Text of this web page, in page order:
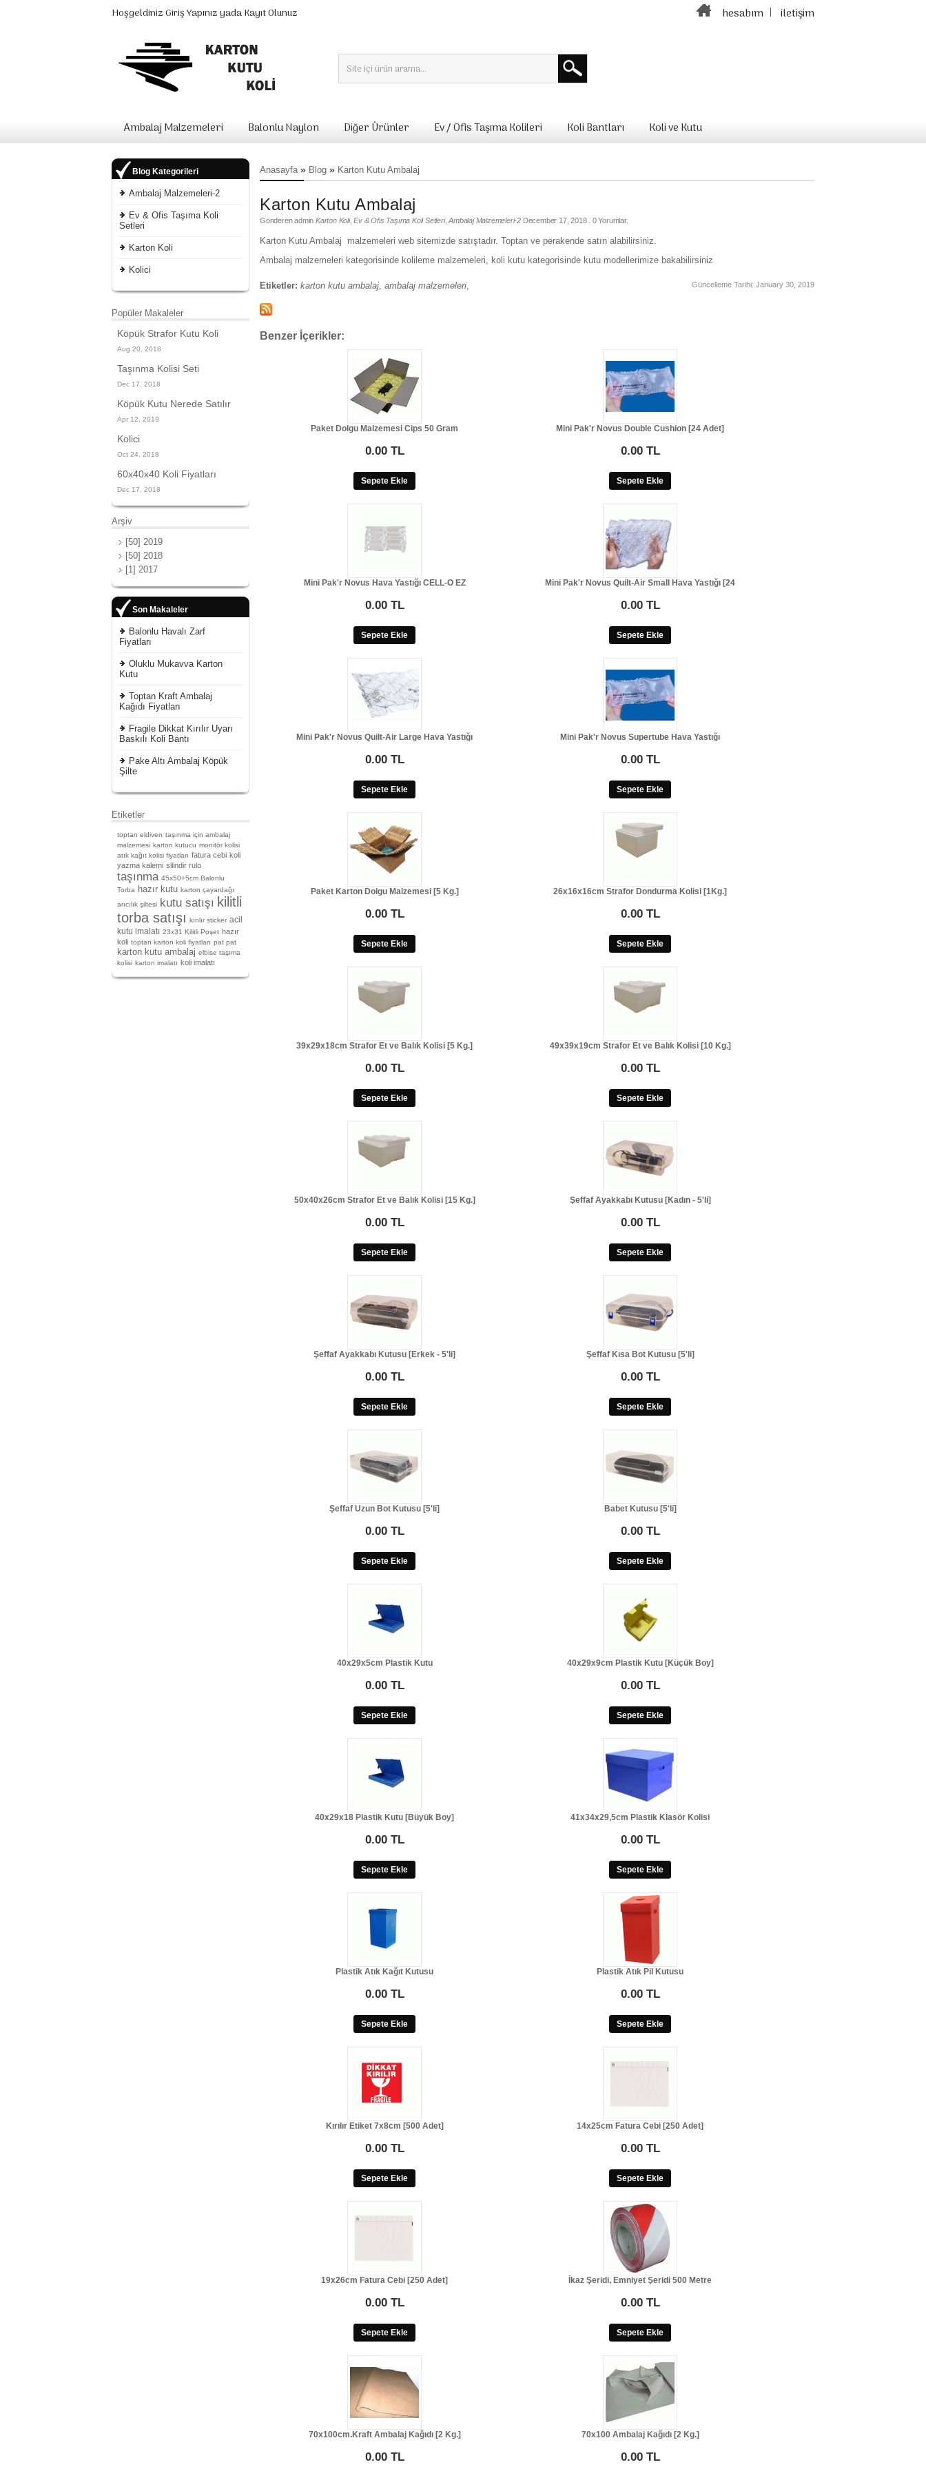
HoşgeldinizGiriş YapınızyadaKayıt Olunuz hesabım iletişim
Ambalaj Malzemeleri Balonlu Naylon Diğer Ürünler Ev / Ofis Taşıma Kolileri Koli Bantları Koli ve Kutu
Blog Kategorileri
Ambalaj Malzemeleri-2
Ev & Ofis Taşıma Koli
Setleri
Karton Koli
Kolici
Popüler Makaleler
Köpük Strafor Kutu Koli
Aug 20, 2018
Taşınma Kolisi Seti
Dec 17, 2018
Köpük Kutu Nerede Satılır
Apr 12, 2019
Kolici
Oct 24, 2018
60x40x40 Koli Fiyatları
Dec 17, 2018
Arşiv
[50] 2019
[50] 2018
[1] 2017
Son Makaleler
Balonlu Havalı Zarf
Fiyatları
Oluklu Mukavva Karton
Kutu
Toptan Kraft Ambalaj
Kağıdı Fiyatları
Fragile Dikkat Kırılır Uyarı
Baskılı Koli Bantı
Pake Altı Ambalaj Köpük
Şilte
Etiketler
toptan eldiven taşınma için ambalaj
malzemesi karton kutucu monitör kolisi
atık kağıt kolisi fiyatları fatura cebi koli
yazma kalemi silindir rulo
taşınma 45x50+5cm Balonlu
Torba
hazır kutu karton çayardağı
arıcılık şiltesi kutu satışı kilitli
torba satışı kırılır sticker acil
kutu imalatı 23x31 Kilitli Poşet hazır
koli toptan karton koli fiyatları pat pat
karton kutu ambalaj elbise taşıma
kolisi karton imalatı koli imalatı
Anasayfa » Blog » Karton Kutu Ambalaj
Karton Kutu Ambalaj
Gönderenadmin Karton Koli,Ev & Ofis Taşıma Koli Setleri,Ambalaj Malzemeleri-2 December 17, 2018. 0 Yorumlar.
Karton Kutu Ambalaj malzemeleri web sitemizde satıştadır. Toptan ve perakende satın alabilirsiniz.
Ambalaj malzemeleri kategorisinde kolileme malzemeleri, koli kutu kategorisinde kutu modellerimize bakabilirsiniz
Etiketler: karton kutu ambalaj, ambalaj malzemeleri, Güncelleme Tarihi: January 30, 2019
Benzer İçerikler:
Paket Dolgu Malzemesi Cips 50 Gram
0.00 TL
Sepete Ekle
Mini Pak'r Novus Double Cushion [24 Adet]
0.00 TL
Sepete Ekle
Mini Pak'r Novus Hava Yastığı CELL-O EZ
0.00 TL
Sepete Ekle
Mini Pak'r Novus Quilt-Air Small Hava Yastığı [24
0.00 TL
Sepete Ekle
Mini Pak'r Novus Quilt-Air Large Hava Yastığı
0.00 TL
Sepete Ekle
Mini Pak'r Novus Supertube Hava Yastığı
0.00 TL
Sepete Ekle
Paket Karton Dolgu Malzemesi [5 Kg.]
0.00 TL
Sepete Ekle
26x16x16cm Strafor Dondurma Kolisi [1Kg.]
0.00 TL
Sepete Ekle
39x29x18cm Strafor Et ve Balık Kolisi [5 Kg.]
0.00 TL
Sepete Ekle
49x39x19cm Strafor Et ve Balık Kolisi [10 Kg.]
0.00 TL
Sepete Ekle
50x40x26cm Strafor Et ve Balık Kolisi [15 Kg.]
0.00 TL
Sepete Ekle
Şeffaf Ayakkabı Kutusu [Kadın - 5'li]
0.00 TL
Sepete Ekle
Şeffaf Ayakkabı Kutusu [Erkek - 5'li]
0.00 TL
Sepete Ekle
Şeffaf Kısa Bot Kutusu [5'li]
0.00 TL
Sepete Ekle
Şeffaf Uzun Bot Kutusu [5'li]
0.00 TL
Sepete Ekle
Babet Kutusu [5'li]
0.00 TL
Sepete Ekle
40x29x5cm Plastik Kutu
0.00 TL
Sepete Ekle
40x29x9cm Plastik Kutu [Küçük Boy]
0.00 TL
Sepete Ekle
40x29x18 Plastik Kutu [Büyük Boy]
0.00 TL
Sepete Ekle
41x34x29,5cm Plastik Klasör Kolisi
0.00 TL
Sepete Ekle
Plastik Atık Kağıt Kutusu
0.00 TL
Sepete Ekle
Plastik Atık Pil Kutusu
0.00 TL
Sepete Ekle
Kırılır Etiket 7x8cm [500 Adet]
0.00 TL
Sepete Ekle
14x25cm Fatura Cebi [250 Adet]
0.00 TL
Sepete Ekle
19x26cm Fatura Cebi [250 Adet]
0.00 TL
Sepete Ekle
İkaz Şeridi, Emniyet Şeridi 500 Metre
0.00 TL
Sepete Ekle
70x100cm.Kraft Ambalaj Kağıdı [2 Kg.]
0.00 TL
70x100 Ambalaj Kağıdı [2 Kg.]
0.00 TL